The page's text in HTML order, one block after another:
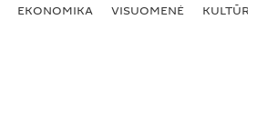
EKONOMIKA VISUOMENĖ KULTŪRA